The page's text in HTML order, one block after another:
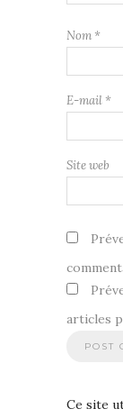
Nom *
E-mail *
Site web
articles
Ce site